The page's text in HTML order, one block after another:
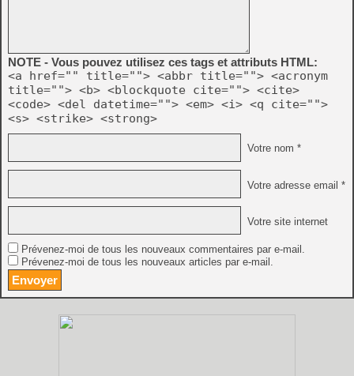
NOTE - Vous pouvez utilisez ces tags et attributs HTML:
<a href="" title=""> <abbr title=""> <acronym
title=""> <b> <blockquote cite=""> <cite>
<code> <del datetime=""> <em> <i> <q cite="">
<s> <strike> <strong>
Votre nom *
Votre adresse email *
Votre site internet
Prévenez-moi de tous les nouveaux commentaires par e-mail.
Prévenez-moi de tous les nouveaux articles par e-mail.